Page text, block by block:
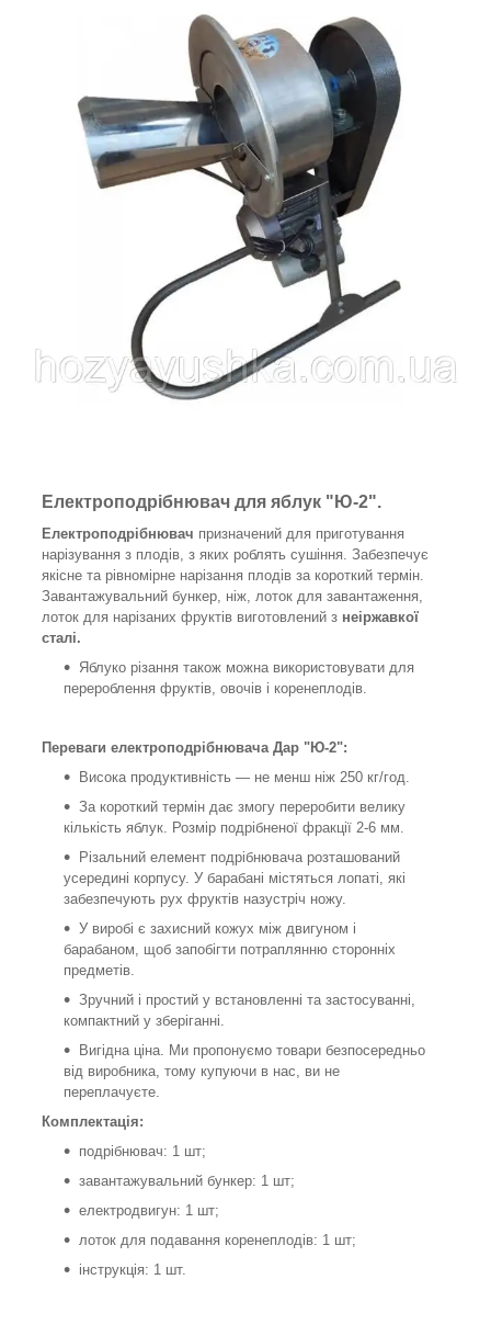
Електроподрібнювач для яблук "Ю-2".
Електроподрібнювач призначений для приготування
нарізування з плодів, з яких роблять сушіння. Забезпечує
якісне та рівномірне нарізання плодів за короткий термін.
Завантажувальний бункер, ніж, лоток для завантаження,
лоток для нарізаних фруктів виготовлений з неіржавкої
сталі.
Яблуко різання також можна використовувати для
перероблення фруктів, овочів і коренеплодів.
Переваги електроподрібнювача Дар "Ю-2":
Висока продуктивність — не менш ніж 250 кг/год.
За короткий термін дає змогу переробити велику
кількість яблук. Розмір подрібненої фракції 2-6 мм.
Різальний елемент подрібнювача розташований
усередині корпусу. У барабані містяться лопаті, які
забезпечують рух фруктів назустріч ножу.
У виробі є захисний кожух між двигуном і
барабаном, щоб запобігти потраплянню сторонніх
предметів.
Зручний і простий у встановленні та застосуванні,
компактний у зберіганні.
Вигідна ціна. Ми пропонуємо товари безпосередньо
від виробника, тому купуючи в нас, ви не
переплачуєте.
Комплектація:
подрібнювач: 1 шт;
завантажувальний бункер: 1 шт;
електродвигун: 1 шт;
лоток для подавання коренеплодів: 1 шт;
інструкція: 1 шт.